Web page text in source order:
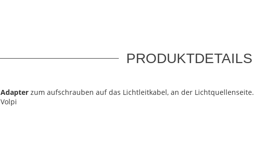
PRODUKTDETAILS
Adapter zum aufschrauben auf das Lichtleitkabel, an der Lichtquellenseite.
Volpi